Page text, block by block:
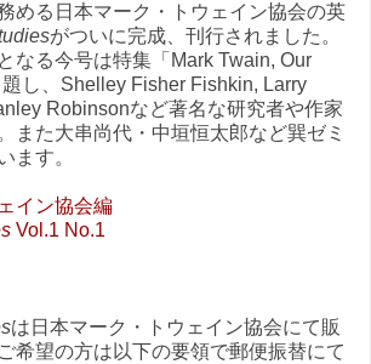
める日本マーク・トウェイン協会の英
がついに完成、刊行されました。
なる今号は特集「Mark Twain, Our
し、Shelley Fisher Fishkin, Larry
Robinsonなど著名な研究者や作家
また大串尚代・中垣恒太郎など巽ゼミ
ます。
イン協会編
Vol.1 No.1
は日本マーク・トウェイン協会にて販
希望の方は以下の要領で郵便振替にて